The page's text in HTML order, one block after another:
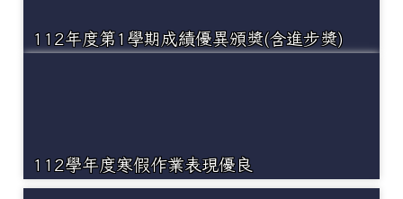
112年度第1學期成績優異頒獎(含進步獎)
112學年度寒假作業表現優良